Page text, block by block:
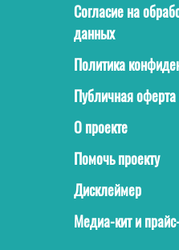
Согласие на
данных
Политика
Публичная оферта
О проекте
Помочь проекту
Дисклеймер
Медиа-кит и